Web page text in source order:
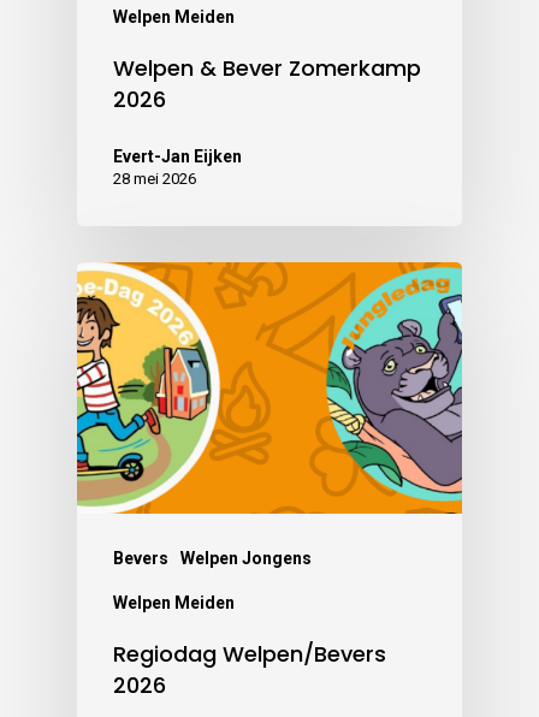
Welpen Meiden
Welpen & Bever Zomerkamp
2026
Evert-Jan Eijken
28 mei 2026
Bevers Welpen Jongens
Welpen Meiden
Regiodag Welpen/Bevers
2026